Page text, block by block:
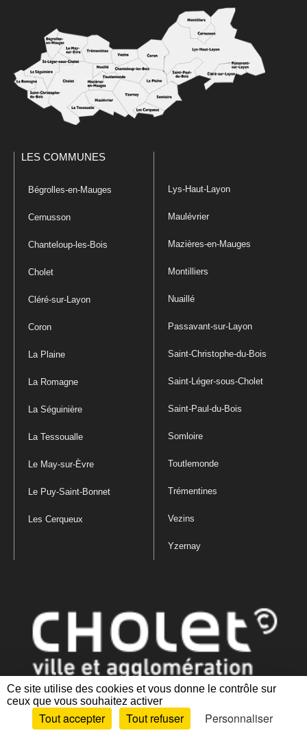
Ce site utilise des cookies et vous donne le contrôle sur
ceux que vous souhaitez activer
Tout accepter Tout refuser
Personnaliser
LES COMMUNES
Bégrolles-en-Mauges
Cernusson
Chanteloup-les-Bois
Cholet
Cléré-sur-Layon
Coron
La Plaine
La Romagne
La Séguinière
La Tessoualle
Le May-sur-Èvre
Le Puy-Saint-Bonnet
Les Cerqueux
Lys-Haut-Layon
Maulévrier
Mazières-en-Mauges
Montilliers
Nuaillé
Passavant-sur-Layon
Saint-Christophe-du-Bois
Saint-Léger-sous-Cholet
Saint-Paul-du-Bois
Somloire
Toutlemonde
Trémentines
Vezins
Yzernay
Mentions légales|Politique de confidentialité
des cookies |Plan du site Accessibilité : partiellement conforme